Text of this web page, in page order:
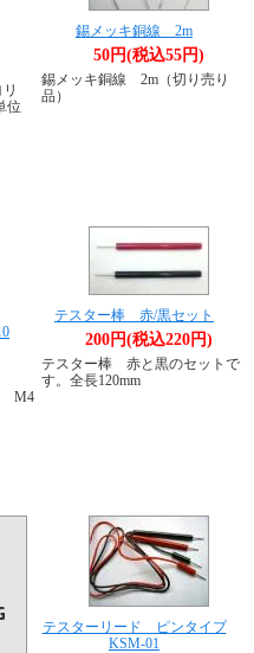
位
錫メッキ銅線 2m
50円(税込55円)
錫メッキ銅線 2m（切り売り
品）
M4
テスター棒 赤/黒セット
200円(税込220円)
テスター棒 赤と黒のセットで
す。全長120mm
テスターリード ピンタイプ
KSM-01